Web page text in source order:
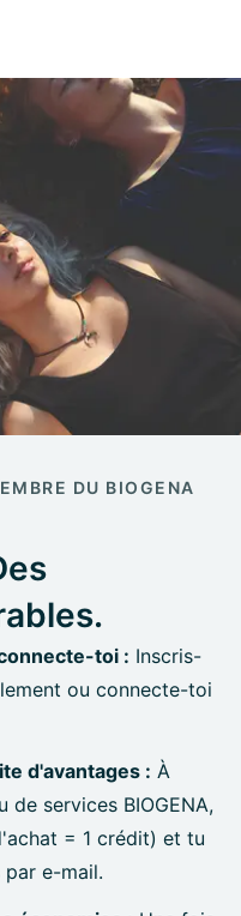
DU BIOGENA
toi : Inscris-
ou connecte-toi
d'avantages : À
services BIOGENA,
= 1 crédit) et tu
e-mail.